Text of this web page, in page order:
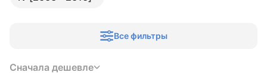
Все фильтры
Сначала дешевле